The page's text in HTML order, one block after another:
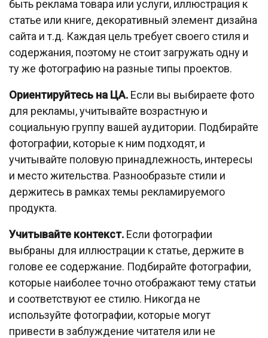
быть реклама товара или услуги, иллюстрация к
статье или книге, декоративный элемент дизайна
сайта и т.д. Каждая цель требует своего стиля и
содержания, поэтому не стоит загружать одну и
ту же фотографию на разные типы проектов.
Ориентируйтесь на ЦА. Если вы выбираете фото
для рекламы, учитывайте возрастную и
социальную группу вашей аудитории. Подбирайте
фотографии, которые к ним подходят, и
учитывайте половую принадлежность, интересы
и место жительства. Разнообразьте стили и
держитесь в рамках темы рекламируемого
продукта.
Учитывайте контекст. Если фотографии
выбраны для иллюстрации к статье, держите в
голове ее содержание. Подбирайте фотографии,
которые наиболее точно отображают тему статьи
и соответствуют ее стилю. Никогда не
используйте фотографии, которые могут
привести в заблуждение читателя или не